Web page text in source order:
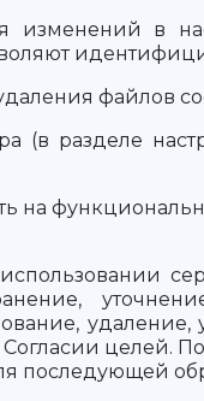
в
файлов
разделе
на
целей.
последующей